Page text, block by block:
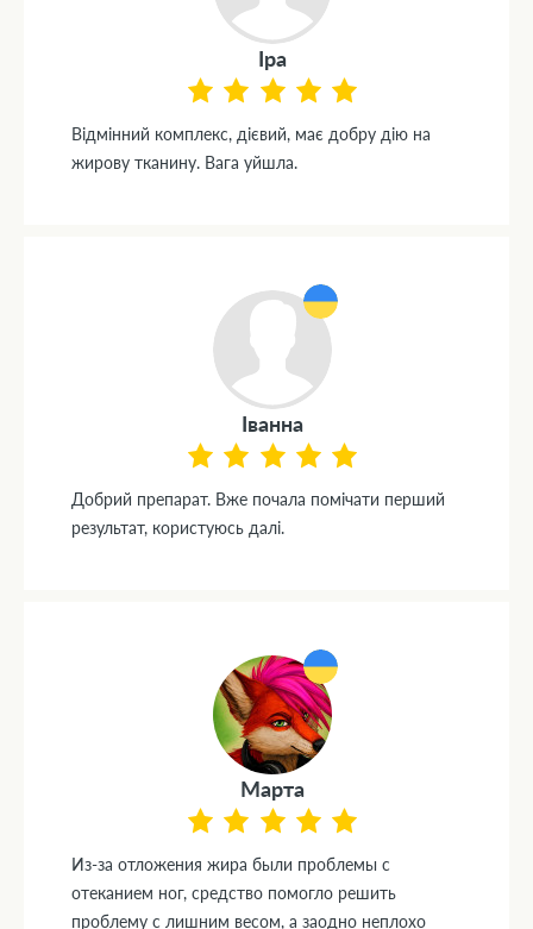
Іра
Відмінний комплекс, дієвий, має добру дію на
жирову тканину. Вага уйшла.
Іванна
Добрий препарат. Вже почала помічати перший
результат, користуюсь далі.
Марта
Из-за отложения жира были проблемы с
отеканием ног, средство помогло решить
проблему с лишним весом, а заодно неплохо